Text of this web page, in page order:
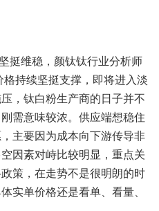
挺维稳，颜钛钛行业分析师
格持续坚挺支撑，即将进入淡
，钛白粉生产商的日子并不
需意味较浓。供应端想稳住
主要因为成本向下游传导非
因素对峙比较明显，重点关
策，在走势不是很明朗的时
实单价格还是看单、看量、